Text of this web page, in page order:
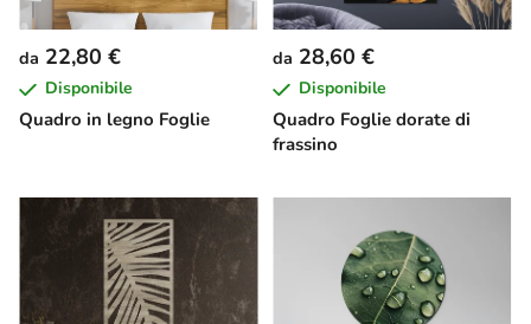
Quadro in legno Foglie
da 22,80 €
Disponibile
Quadro Foglie dorate di
frassino
da 28,60 €
Disponibile